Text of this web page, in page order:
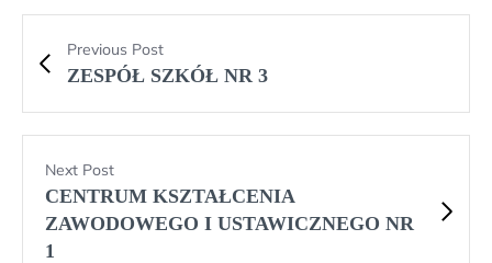
Previous Post
ZESPÓŁ SZKÓŁ NR 3
Next Post
CENTRUM KSZTAŁCENIA
ZAWODOWEGO I USTAWICZNEGO NR
1